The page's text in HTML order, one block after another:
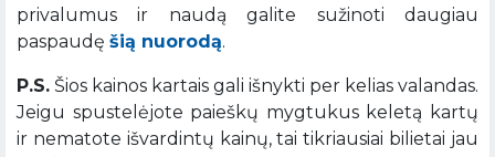
privalumus ir naudą galite sužinoti daugiau
paspaudę šią nuorodą.
P.S. Šios kainos kartais gali išnykti per kelias valandas.
Jeigu spustelėjote paieškų mygtukus keletą kartų
ir nematote išvardintų kainų, tai tikriausiai bilietai jau